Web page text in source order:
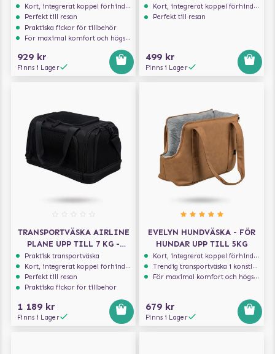
Kort, integrerat koppel förhindrar att hunden hoppar ur
Perfekt till resan
Praktiska fickor för tillbehör
För maximal komfort och högsta säkerhet
929 kr
Finns i Lager
BLUSH
Kort, integrerat koppel förhindrar att hunden hoppar ur
Perfekt till resan
499 kr
Finns i Lager
TRANSPORTVÄSKA AIRLINE
PLANE UPP TILL 7 KG -
SVART
Praktisk transportväska
Kort, integrerat koppel förhindrar att hunden hoppar ur
Perfekt till resan
Praktiska fickor för tillbehör
1 189 kr
Finns i Lager
EVELYN HUNDVÄSKA - FÖR
HUNDAR UPP TILL 5KG
Kort, integrerat koppel förhindrar att hunden hoppar ur
Trendig transportväska i konstläder
För maximal komfort och högsta säkerhet
679 kr
Finns i Lager